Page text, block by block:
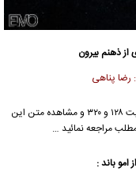
از ذهنم بیرون
رضا پناهی
با کیفیت ۱۲۸ و ۳۲۰ و مشاهده متن این
مراجعه نمائید …
امو باند: